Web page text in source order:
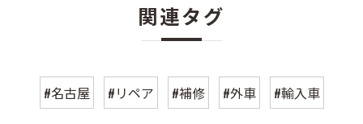
関連タグ
#名古屋 #リペア #補修 #外車 #輸入車